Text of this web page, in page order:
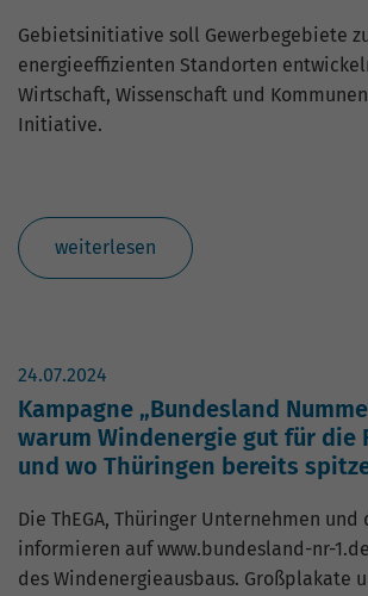
Gebietsinitiative soll Gewerbegebiete
energieeffizienten Standorten
Wirtschaft, Wissenschaft und
Initiative.
weiterlesen
24.07.2024
Kampagne „Bundesland
warum Windenergie gut für die
und wo Thüringen bereits
Die ThEGA, Thüringer Unternehmen und
informieren auf www.bundesland-nr-
des Windenergieausbaus. Großplakate